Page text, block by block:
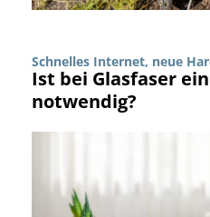
Schnelles Internet, neue
Ist bei Glasfaser
notwendig?